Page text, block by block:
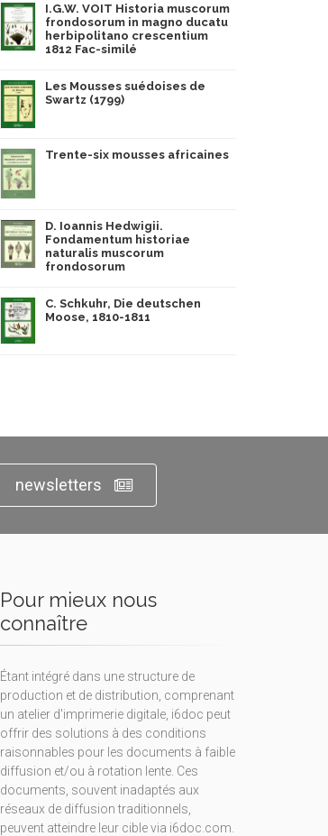
I.G.W. VOIT Historia muscorum
frondosorum in magno ducatu
herbipolitano crescentium
1812 Fac-similé
Les Mousses suédoises de
Swartz (1799)
Trente-six mousses africaines
D. Ioannis Hedwigii.
Fondamentum historiae
naturalis muscorum
frondosorum
C. Schkuhr, Die deutschen
Moose, 1810-1811
newsletters
Pour mieux nous
connaître
Étant intégré dans une structure de
production et de distribution, comprenant
un atelier d'imprimerie digitale, i6doc peut
offrir des solutions à des conditions
raisonnables pour les documents à faible
diffusion et/ou à rotation lente. Ces
documents, souvent inadaptés aux
réseaux de diffusion traditionnels,
peuvent atteindre leur cible via i6doc.com.